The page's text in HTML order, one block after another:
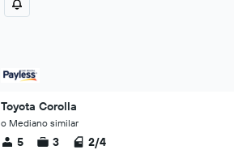
Toyota Corolla
o Mediano similar
5 3 2/4